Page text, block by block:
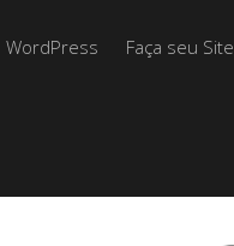
WordPress Faça seu Site